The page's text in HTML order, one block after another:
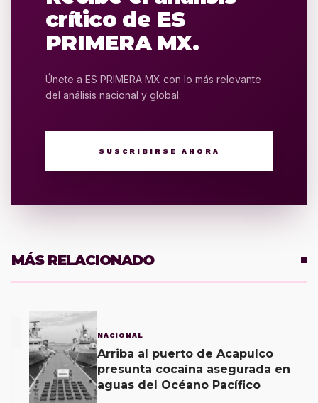
crítico de ES
PRIMERA MX.
Únete a ES PRIMERA MX con lo más relevante
del análisis nacional y global.
SUSCRIBIRSE AHORA
MÁS RELACIONADO
NACIONAL
Arriba al puerto de Acapulco
presunta cocaína asegurada en
aguas del Océano Pacífico